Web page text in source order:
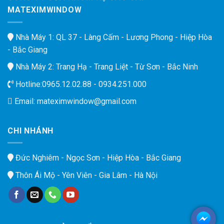
MATEXIMWINDOW
Nhà Máy 1: QL 37 - Làng Cấm - Lương Phong - Hiệp Hòa
- Bắc Giang
Nhà Máy 2: Trang Hạ - Trang Liệt - Từ Sơn - Bắc Ninh
Hotline:0965.12.02.88 - 0934.251.000
Email: mateximwindow@gmail.com
CHI NHÁNH
Đức Nghiêm - Ngọc Sơn - Hiệp Hòa - Bắc Giang
Thôn Ái Mộ - Yên Viên - Gia Lâm - Hà Nội